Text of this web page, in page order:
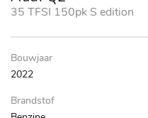
35 TFSI 150pk S edition
Bouwjaar
2022
Brandstof